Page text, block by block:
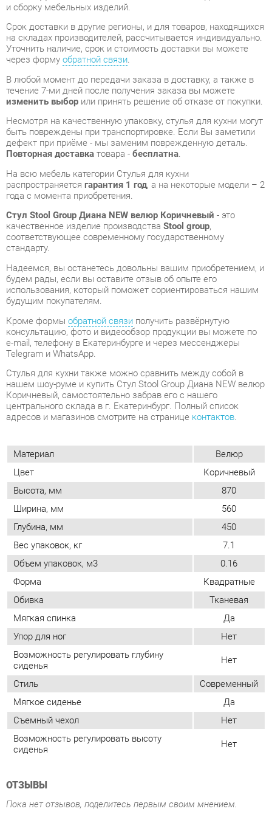
через формуобратной связи
В любой момент до передачи заказа в доставку, а также в
течение 7-ми дней после получения заказа вы можете
изменить выборили принять решение об отказе от покупки.
Несмотря на качественную упаковку, стулья для кухни могут
дефект при приёме - мы заменим поврежденную деталь.
Повторная доставкатовара -бесплатна.
распространяетсягарантия 1 год, а на некоторые модели – 2
года с момента приобретения.
Стул Stool Group Диана NEW велюр Коричневый
соответствующее современному государственному
стандарту.
Надеемся, вы останетесь довольны вашим приобретением, и
будем рады, если вы оставите отзыв об опыте его
использования, который поможет сориентироваться нашим
будущим покупателям.
Кроме формы
консультацию, фото и видеообзор продукции вы можете по
e-mail, телефону в Екатеринбурге и через мессенджеры
Telegram и WhatsApp.
Стулья для кухни также можно сравнить между собой в
Коричневый, самостоятельно забрав его с нашего
центрального склада в г. Екатеринбург. Полный список
адресов и магазинов смотрите на страницеконтактов.
Материал
Велюр
Цвет
Коричневый
Высота, мм
870
Глубина, мм
450
Вес упаковок, кг
7.1
Объем упаковок, м3
0.16
Форма
Квадратные
Обивка
Тканевая
Мягкая спинка
Да
Упор для ног
Нет
Возможность регулировать глубину
сиденья Нет
Стиль
Современный
Мягкое сиденье
Да
Съемный чехол
Нет
Возможность регулировать высоту
сиденья Нет
ОТЗЫВЫ
Пока нет отзывов, поделитесь первым своим мнением.
ДОБАВИТЬ ОТЗЫВ